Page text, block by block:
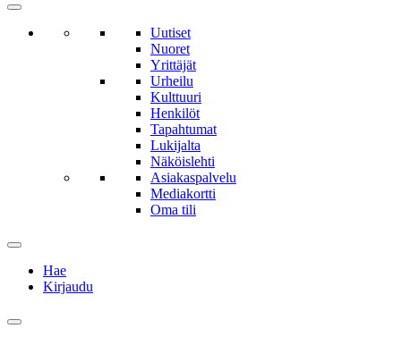
Uutiset
Nuoret
Yrittäjät
Urheilu
Kulttuuri
Henkilöt
Tapahtumat
Lukijalta
Näköislehti
Asiakaspalvelu
Mediakortti
Oma tili
Hae
Kirjaudu